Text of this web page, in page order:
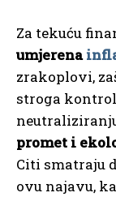
Za tekuću
umjerena
zrakoplovi,
stroga
promet i
Citi smatraju
ovu najavu,